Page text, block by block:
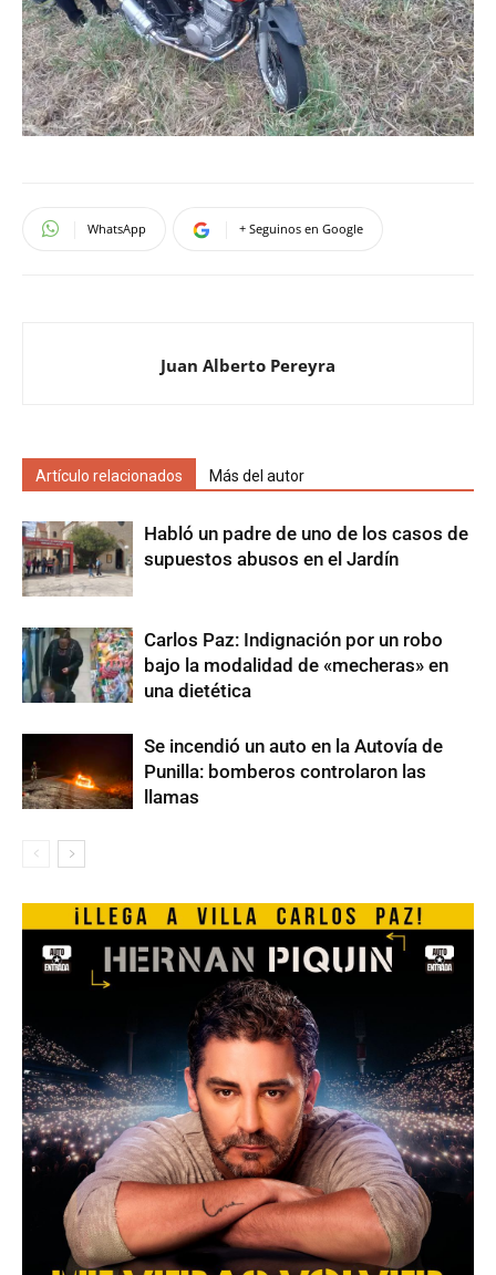
WhatsApp + Seguinos en Google
Juan Alberto Pereyra
Artículo relacionados Más del autor
Habló un padre de uno de los casos de
supuestos abusos en el Jardín
Carlos Paz: Indignación por un robo
bajo la modalidad de «mecheras» en
una dietética
Se incendió un auto en la Autovía de
Punilla: bomberos controlaron las
llamas